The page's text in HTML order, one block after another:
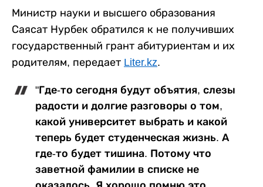
Министр науки и высшего образования
Саясат Нурбек обратился к не получивших
государственный грант абитуриентам и их
родителям, передает Liter.kz.
"Где-то сегодня будут объятия, слезы
радости и долгие разговоры о том,
какой университет выбрать и какой
теперь будет студенческая жизнь. А
где-то будет тишина. Потому что
заветной фамилии в списке не